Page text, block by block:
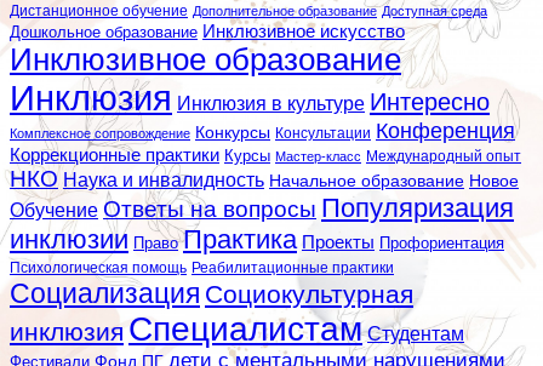
Дистанционное обучение Дополнительное образование Доступная среда
Дошкольное образование Инклюзивное искусство
Инклюзивное образование
Инклюзия Инклюзия в культуре Интересно
Комплексное сопровождение Конкурсы Консультации Конференция
Коррекционные практики Курсы Мастер-класс Международный опыт
НКО Наука и инвалидность Начальное образование Новое
Обучение Ответы на вопросы Популяризация
инклюзии Право Практика Проекты Профориентация
Психологическая помощь Реабилитационные практики
Социализация Социокультурная
инклюзия Специалистам Студентам
Фестивали Фонд ПГ дети с ментальными нарушениями